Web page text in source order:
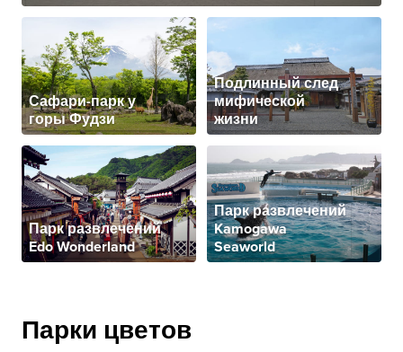
Сафари-парк у
горы Фудзи
Подлинный след
мифической
жизни
Парк развлечений
Edo Wonderland
Парк развлечений
Kamogawa
Seaworld
Парки цветов